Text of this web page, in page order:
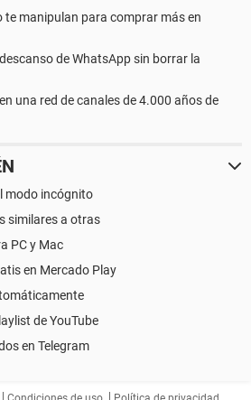
te manipulan para comprar más en
de WhatsApp sin borrar la
una red de canales de 4.000 años de
modo incógnito
similares a otras
PC y Mac
en Mercado Play
de YouTube
en Telegram